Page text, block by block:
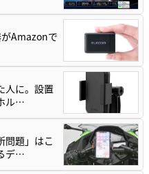
Amazonで
人に。設置
ル…
問題」はこ
デ…